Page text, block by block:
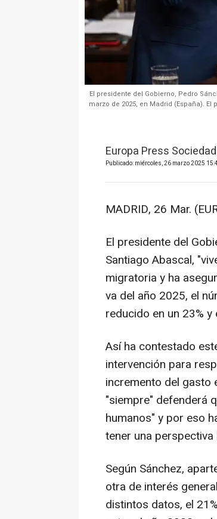
El presidente del Gobierno, Pedro
marzo de 2025, en Madrid (España).
Europa Press Sociedad
Publicado: miércoles, 26 marzo 2025
MADRID, 26 Mar.
El presidente del
Santiago Abascal,
migratoria y ha
va del año 2025, el
reducido en un 23% y
Así ha contestado
intervención para
incremento del gasto
"siempre" defenderá
humanos" y por eso
tener una
Según Sánchez,
otra de interés
distintos datos, el